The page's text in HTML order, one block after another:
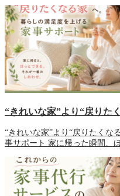
“きれいな家”より“戻りた
“きれいな家”より“戻りたくな
事サポート 家に帰った瞬間、